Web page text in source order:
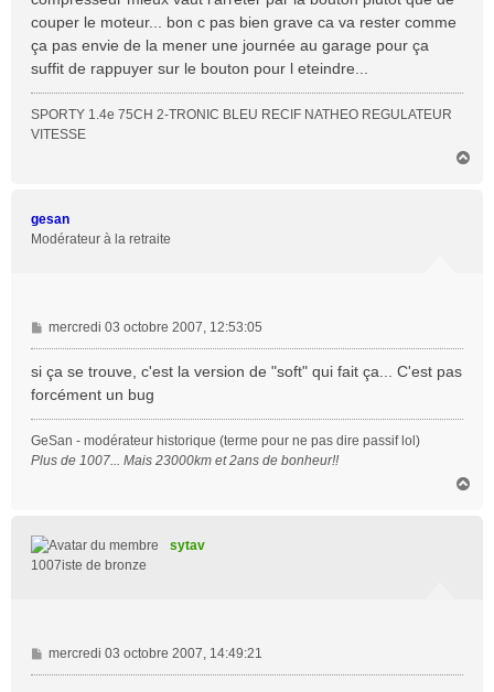
a
g
e
couper le moteur... bon c pas bien grave ca va rester comme
ça pas envie de la mener une journée au garage pour ça
suffit de rappuyer sur le bouton pour l eteindre...
SPORTY 1.4e 75CH 2-TRONIC BLEU RECIF NATHEO REGULATEUR
VITESSE
gesan
Modérateur à la retraite
M
e
s
s
a
g
e
mercredi 03 octobre 2007, 12:53:05
si ça se trouve, c'est la version de "soft" qui fait ça... C'est pas
forcément un bug
GeSan - modérateur historique (terme pour ne pas dire passif lol)
Plus de 1007... Mais 23000km et 2ans de bonheur!!
sytav
1007iste de bronze
M
e
mercredi 03 octobre 2007, 14:49:21